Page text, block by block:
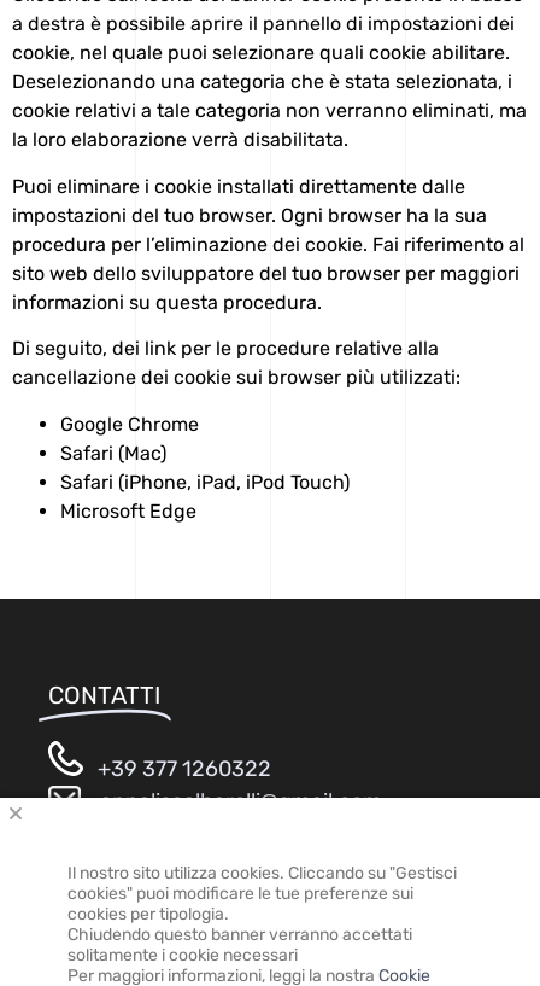
a destra è possibile aprire il pannello di impostazioni dei
cookie, nel quale puoi selezionare quali cookie abilitare.
Deselezionando una categoria che è stata selezionata, i
cookie relativi a tale categoria non verranno eliminati, ma
la loro elaborazione verrà disabilitata.
Puoi eliminare i cookie installati direttamente dalle
impostazioni del tuo browser. Ogni browser ha la sua
procedura per l’eliminazione dei cookie. Fai riferimento al
sito web dello sviluppatore del tuo browser per maggiori
informazioni su questa procedura.
Di seguito, dei link per le procedure relative alla
cancellazione dei cookie sui browser più utilizzati:
Google Chrome
Safari (Mac)
Safari (iPhone, iPad, iPod Touch)
Microsoft Edge
CONTATTI
+39 377 1260322
annalisaalbarelli@gmail.com
23822 Bellano (LC) – Italy
Il nostro sito utilizza cookies. Cliccando su "Gestisci
cookies" puoi modificare le tue preferenze sui
cookies per tipologia.
Chiudendo questo banner verranno accettati
solitamente i cookie necessari
Per maggiori informazioni, leggi la nostra Cookie